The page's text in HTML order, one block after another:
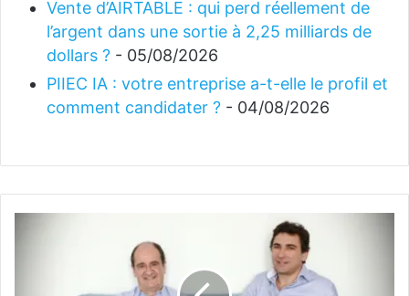
Vente d’AIRTABLE : qui perd réellement de
l’argent dans une sortie à 2,25 milliards de
dollars ? - 05/08/2026
PIIEC IA : votre entreprise a-t-elle le profil et
comment candidater ? - 04/08/2026